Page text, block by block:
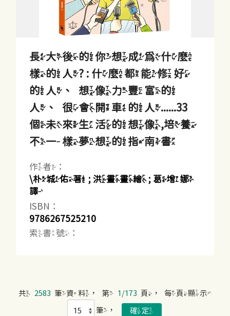
長大後的你想成為什麼
樣的人? : 什麼都能修好
的人、想像力豐富的
人、很會開車的人......33
個未來生活的想像,培養
不一樣夢想的指南書
作者：
\朴城佑著 ; 洪畫畫繪 ; 葛增娜
譯
ISBN：
9786267525210
索書號：
共 2583 筆資料，第 1/173 頁，每頁顯示
筆，